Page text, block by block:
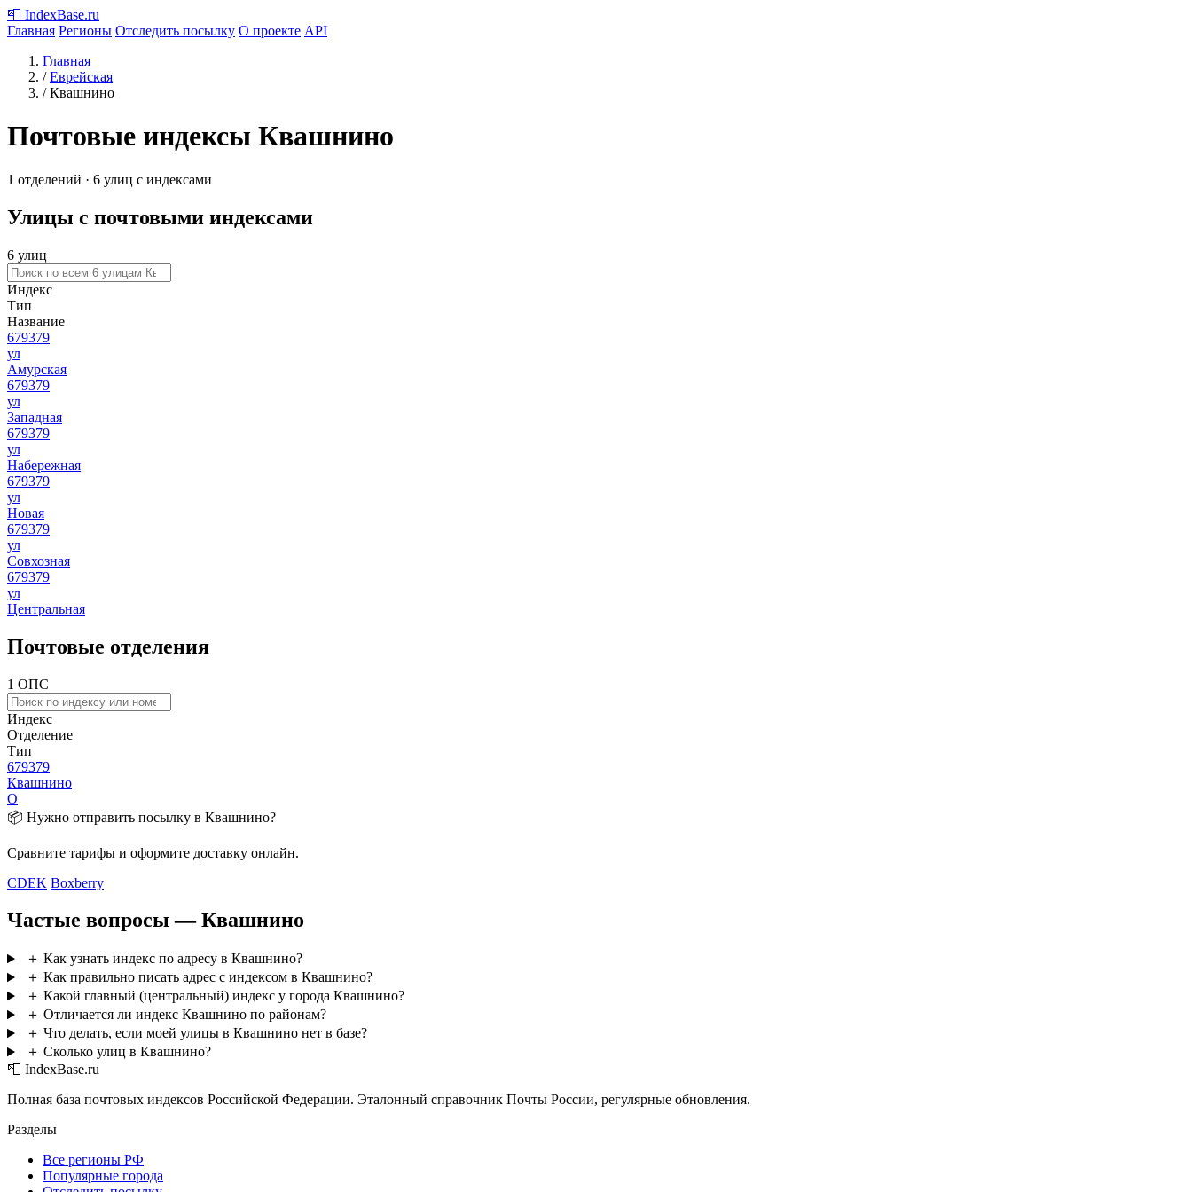
📮 IndexBase.ru
Главная Регионы Отследить посылку О проекте API
Главная
/ Еврейская
/ Квашнино
Почтовые индексы Квашнино
1 отделений · 6 улиц с индексами
Улицы с почтовыми индексами
6 улиц
Индекс
Тип
Название
679379
ул
Амурская
679379
ул
Западная
679379
ул
Набережная
679379
ул
Новая
679379
ул
Совхозная
679379
ул
Центральная
Почтовые отделения
1 ОПС
Индекс
Отделение
Тип
679379
Квашнино
О
📦 Нужно отправить посылку в Квашнино?
Сравните тарифы и оформите доставку онлайн.
CDEK Boxberry
Частые вопросы — Квашнино
＋ Как узнать индекс по адресу в Квашнино?
＋ Как правильно писать адрес с индексом в Квашнино?
＋ Какой главный (центральный) индекс у города Квашнино?
＋ Отличается ли индекс Квашнино по районам?
＋ Что делать, если моей улицы в Квашнино нет в базе?
＋ Сколько улиц в Квашнино?
📮 IndexBase.ru
Полная база почтовых индексов Российской Федерации. Эталонный справочник Почты России, регулярные обновления.
Разделы
Все регионы РФ
Популярные города